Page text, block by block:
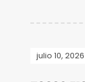
julio 10, 2026